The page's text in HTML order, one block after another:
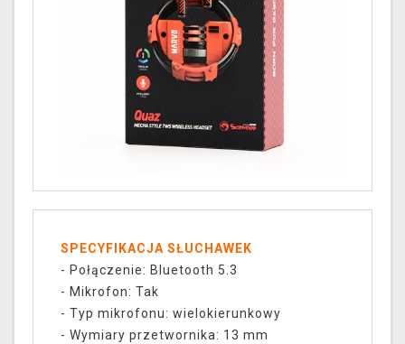
SPECYFIKACJA SŁUCHAWEK
- Połączenie: Bluetooth 5.3
- Mikrofon: Tak
- Typ mikrofonu: wielokierunkowy
- Wymiary przetwornika: 13 mm